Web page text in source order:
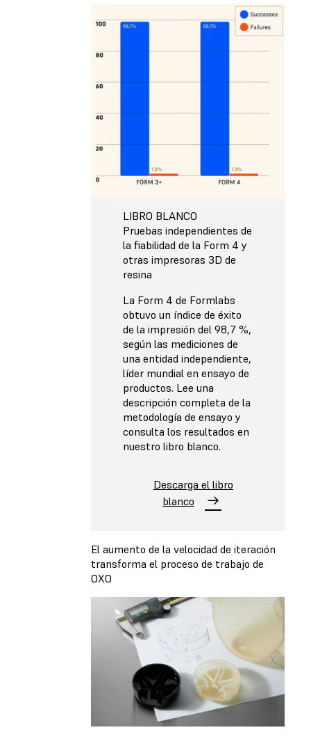
LIBRO BLANCO
Pruebas independientes de
la fiabilidad de la Form 4 y
otras impresoras 3D de
resina
La Form 4 de Formlabs
obtuvo un índice de éxito
de la impresión del 98,7 %,
según las mediciones de
una entidad independiente,
líder mundial en ensayo de
productos. Lee una
descripción completa de la
metodología de ensayo y
consulta los resultados en
nuestro libro blanco.
Descarga el libro
blanco
El aumento de la velocidad de iteración
transforma el proceso de trabajo de
OXO